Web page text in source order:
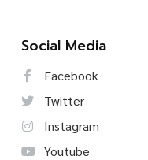
Social Media
Facebook
Twitter
Instagram
Youtube